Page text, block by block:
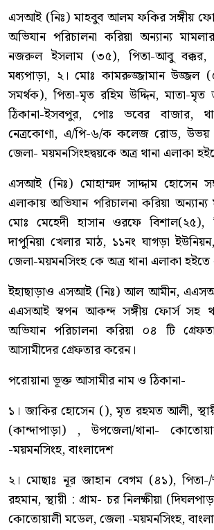
এসআই (নিঃ) মাহবুব আলম ফকির সঙ্গীয়
অভিযান পরিচালনা করিয়া অন্যান্য
নজরুল ইসলাম (৩৫), পিতা-আবু বক্কর,
মধ্যপাড়া, ২। মোঃ কামরুজ্জামান উজ্জল
সমর্থক), পিতা-মৃত রহিম উদ্দিন, মাতা-মৃত
ঠিকানা-ইসবপুর, পোঃ ভবের বাজার,
নেত্রকোণা, এ/পি-৬/ক কলেজ রোড, উভয়
জেলা- ময়মনসিংহদ্বয়কে অত্র থানা এলাকা
এসআই (নিঃ) মোহাম্মদ সাদ্দাম হোসেন
এলাকায় অভিযান পরিচালনা করিয়া
মোঃ মেহেদী হাসান ওরফে বিশাল(২৫),
দাপুনিয়া খেলার মাঠ, ১১নং ঘাগড়া
জেলা-ময়মনসিংহ কে অত্র থানা এলাকা হইতে
ইহাছাড়াও এসআই (নিঃ) আল আমীন,
এএসআই স্বপন আকন্দ সঙ্গীয় ফোর্স সহ
অভিযান পরিচালনা করিয়া ০৪ টি
আসামীদের গ্রেফতার করেন।
পরোয়ানা ভূক্ত আসামীর নাম ও ঠিকানা-
১। জাকির হোসেন (), মৃত রহমত আলী,
(কান্দাপাড়া) , উপজেলা/থানা-
-ময়মনসিংহ, বাংলাদেশ
২। মোছাঃ নূর জাহান বেগম (৪১), পিতা-/
রহমান, স্থায়ী : গ্রাম- চর নিলক্ষীয়া
কোতোয়ালী মডেল, জেলা -ময়মনসিংহ,